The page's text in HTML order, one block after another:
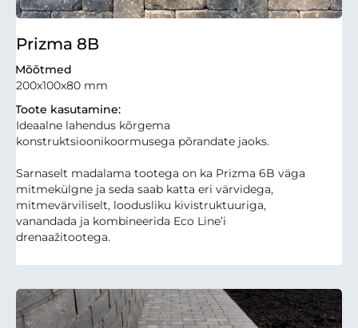
Prizma 8B
Mõõtmed
200x100x80 mm
Toote kasutamine:
Ideaalne lahendus kõrgema
konstruktsioonikoormusega põrandate jaoks.
Sarnaselt madalama tootega on ka Prizma 6B väga
mitmekülgne ja seda saab katta eri värvidega,
mitmevärviliselt, loodusliku kivistruktuuriga,
vanandada ja kombineerida Eco Line’i
drenaažitootega.